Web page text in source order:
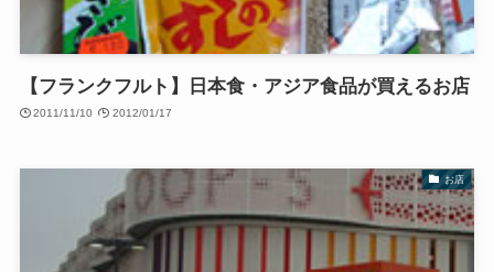
【フランクフルト】日本食・アジア食品が買えるお店
2011/11/10 2012/01/17
お店